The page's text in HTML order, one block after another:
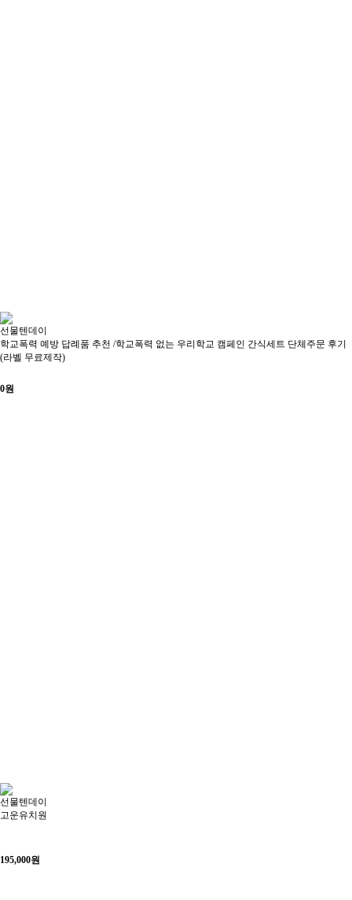
선물텐데이
학교폭력 예방 답례품 추천 /학교폭력 없는 우리학교 캠페인 간식세트 단체주문 후기
(라벨 무료제작)
0원
선물텐데이
고운유치원
195,000원